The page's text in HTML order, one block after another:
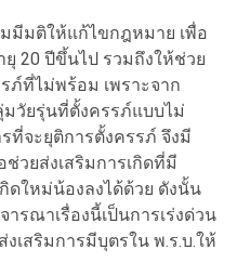
มีมติให้แก้ไขกฎหมาย เพื่อ
20 ปีขึ้นไป รวมถึงให้ช่วย
ภ์ที่ไม่พร้อม เพราะจาก
วัยรุ่นที่ตั้งครรภ์แบบไม่
ที่จะยุติการตั้งครรภ์ จึงมี
ช่วยส่งเสริมการเกิดที่มี
ใหม่น้องลงได้ด้วย ดังนั้น
รณาเรื่องนี้เป็นการเร่งด่วน
เสริมการมีบุตรใน พ.ร.บ.ให้